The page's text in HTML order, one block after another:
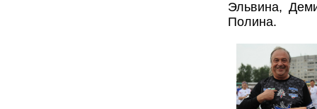
Эльвина,
Полина.